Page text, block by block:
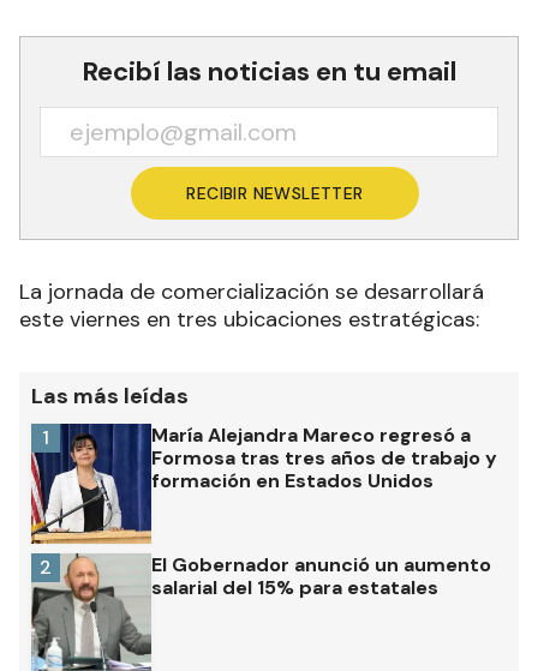
Recibí las noticias en tu email
RECIBIR NEWSLETTER
La jornada de comercialización se desarrollará
este viernes en tres ubicaciones estratégicas:
Las más leídas
María Alejandra Mareco regresó a
Formosa tras tres años de trabajo y
formación en Estados Unidos
1
El Gobernador anunció un aumento
salarial del 15% para estatales
2